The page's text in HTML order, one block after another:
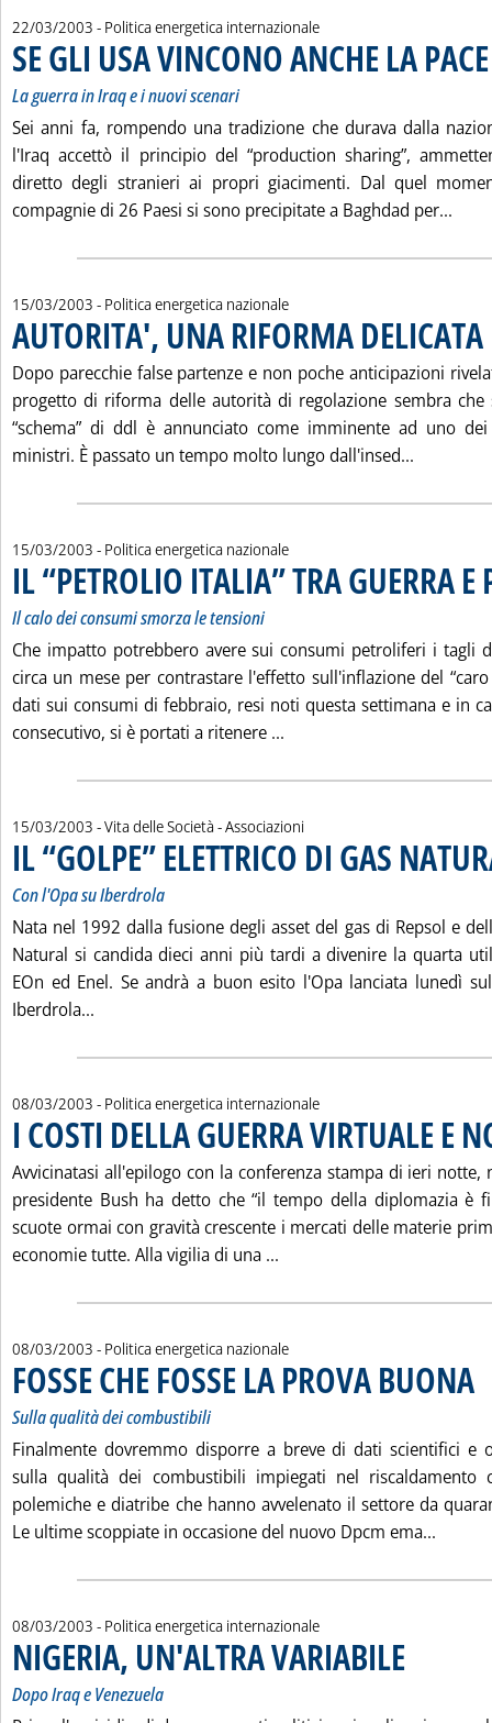
22/03/2003 - Politica energetica internazionale
SE GLI USA VINCONO ANCHE LA PACE
La guerra in Iraq e i nuovi scenari
Sei anni fa, rompendo una tradizione che durava dalla
l'Iraq accettò il principio del “production sharing”,
diretto degli stranieri ai propri giacimenti. Dal quel
compagnie di 26 Paesi si sono precipitate a Baghdad per...
15/03/2003 - Politica energetica nazionale
AUTORITA', UNA RIFORMA DELICATA
Dopo parecchie false partenze e non poche anticipazioni
progetto di riforma delle autorità di regolazione sembra
“schema” di ddl è annunciato come imminente ad uno
ministri. È passato un tempo molto lungo dall'insed...
15/03/2003 - Politica energetica nazionale
IL “PETROLIO ITALIA” TRA GUERRA E
Il calo dei consumi smorza le tensioni
Che impatto potrebbero avere sui consumi petroliferi i tagli
circa un mese per contrastare l'effetto sull'inflazione del
dati sui consumi di febbraio, resi noti questa settimana e in
consecutivo, si è portati a ritenere ...
15/03/2003 - Vita delle Società - Associazioni
IL “GOLPE” ELETTRICO DI GAS
Con l'Opa su Iberdrola
Nata nel 1992 dalla fusione degli asset del gas di Repsol e
Natural si candida dieci anni più tardi a divenire la quarta
EOn ed Enel. Se andrà a buon esito l'Opa lanciata lunedì
Iberdrola...
08/03/2003 - Politica energetica internazionale
I COSTI DELLA GUERRA VIRTUALE E
Avvicinatasi all'epilogo con la conferenza stampa di ieri notte,
presidente Bush ha detto che “il tempo della diplomazia è
scuote ormai con gravità crescente i mercati delle materie
economie tutte. Alla vigilia di una ...
08/03/2003 - Politica energetica nazionale
FOSSE CHE FOSSE LA PROVA BUONA
Sulla qualità dei combustibili
Finalmente dovremmo disporre a breve di dati scientifici e
sulla qualità dei combustibili impiegati nel riscaldamento
polemiche e diatribe che hanno avvelenato il settore da
Le ultime scoppiate in occasione del nuovo Dpcm ema...
08/03/2003 - Politica energetica internazionale
NIGERIA, UN'ALTRA VARIABILE
Dopo Iraq e Venezuela